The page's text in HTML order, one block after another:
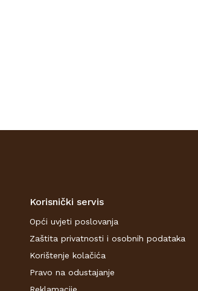
Korisnički servis
Opći uvjeti poslovanja
Zaštita privatnosti i osobnih podataka
Korištenje kolačića
Pravo na odustajanje